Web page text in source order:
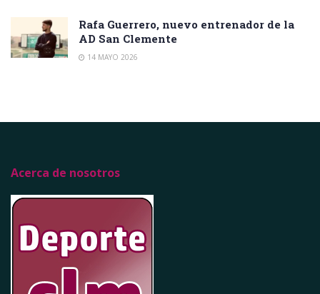
Rafa Guerrero, nuevo entrenador de la
AD San Clemente
14 MAYO 2026
Acerca de nosotros